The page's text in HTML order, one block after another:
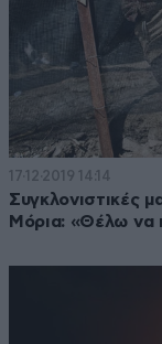
17·12·2019 14:14
Συγκλονιστικές
Μόρια: «Θέλω να